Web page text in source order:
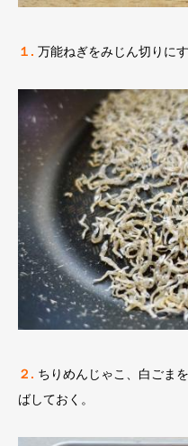
１. 万能ねぎをみじん切りにす
２. ちりめんじゃこ、白ごま
ばしておく。